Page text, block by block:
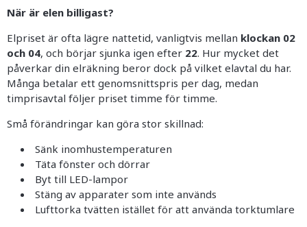
När är elen billigast?
Elpriset är ofta lägre nattetid, vanligtvis mellan klockan 02
och 04, och börjar sjunka igen efter 22. Hur mycket det
påverkar din elräkning beror dock på vilket elavtal du har.
Många betalar ett genomsnittspris per dag, medan
timprisavtal följer priset timme för timme.
Små förändringar kan göra stor skillnad:
Sänk inomhustemperaturen
Täta fönster och dörrar
Byt till LED-lampor
Stäng av apparater som inte används
Lufttorka tvätten istället för att använda torktumlare